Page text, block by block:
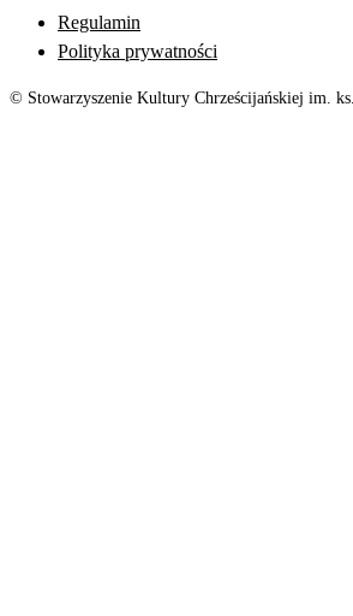
Regulamin
Polityka prywatności
© Stowarzyszenie Kultury Chrześcijańskiej im.